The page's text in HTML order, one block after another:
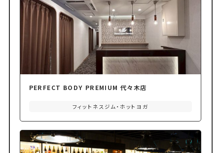
PERFECT BODY PREMIUM 代々木店
フィットネスジム・ホットヨガ